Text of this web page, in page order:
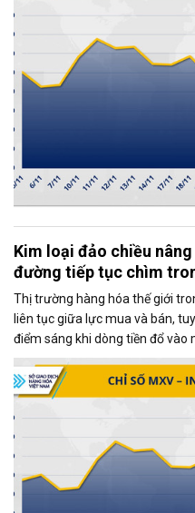
Kim loại đảo chiều
đường tiếp tục chìm
Thị trường hàng hóa thế giới
liên tục giữa lực mua và bán,
điểm sáng khi dòng tiền đổ vào
hướng và kéo MXV-Index tăng
điểm đóng cửa.